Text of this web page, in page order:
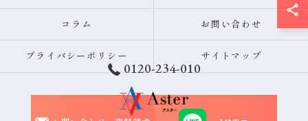
0120-234-010
コラム お問い合わせ
プライバシーポリシー サイトマップ